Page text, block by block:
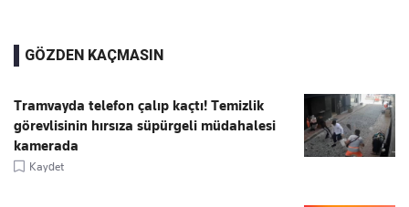
GÖZDEN KAÇMASIN
Tramvayda telefon çalıp kaçtı! Temizlik
görevlisinin hırsıza süpürgeli müdahalesi
kamerada
Kaydet